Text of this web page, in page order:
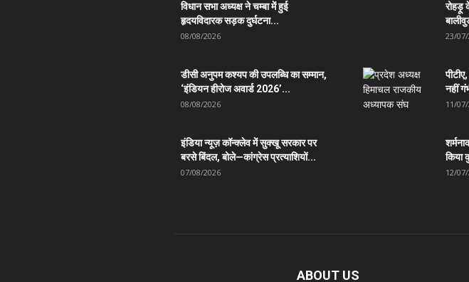
विधान सभा अध्यक्ष ने चम्बा में हुई
हृदयविदारक सड़क दुर्घटना...
08/08/2026
डीसी अनुपम कश्यप की उपलब्धि का सम्मान,
‘इंडियन हीरोज अवार्ड 2026’...
08/08/2026
इंडिया न्यूज़ कॉन्क्लेव में सुक्खू सरकार पर
बरसे बिंदल, बोले—कांग्रेस प्रत्याशियों...
07/08/2026
रोहड़ू
23/
नहीं
11/
किया
12/
ABOUT US